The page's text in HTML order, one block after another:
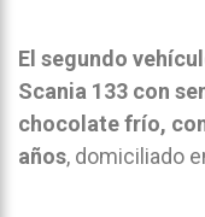
El segundo
Scania 133 con
chocolate frío,
años, domiciliado